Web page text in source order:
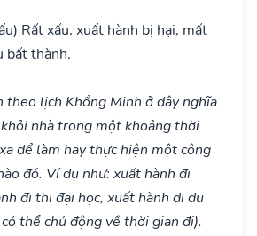
Rất xấu, xuất hành bị hại, mất
bất thành.
theo lịch Khổng Minh ở đây nghĩa
nhà trong một khoảng thời
để làm hay thực hiện một công
đó. Ví dụ như: xuất hành đi
đi thi đại học, xuất hành di du
thể chủ động về thời gian đi).